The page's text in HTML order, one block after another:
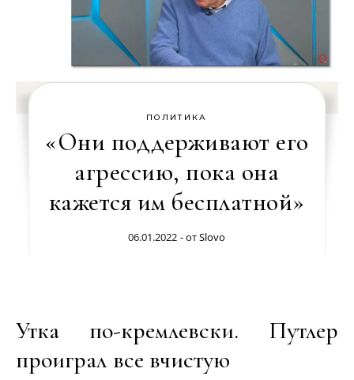
ПОЛИТИКА
«Они поддерживают его
агрессию, пока она
кажется им бесплатной»
06.01.2022 - отSlovo
Утка по-кремлевски. Путлер
проиграл все вчистую